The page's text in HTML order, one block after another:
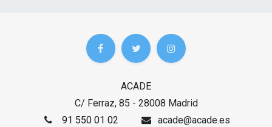
ACADE
C/ Ferraz, 85 - 28008 Madrid
91 550 01 02
acade@acade.es